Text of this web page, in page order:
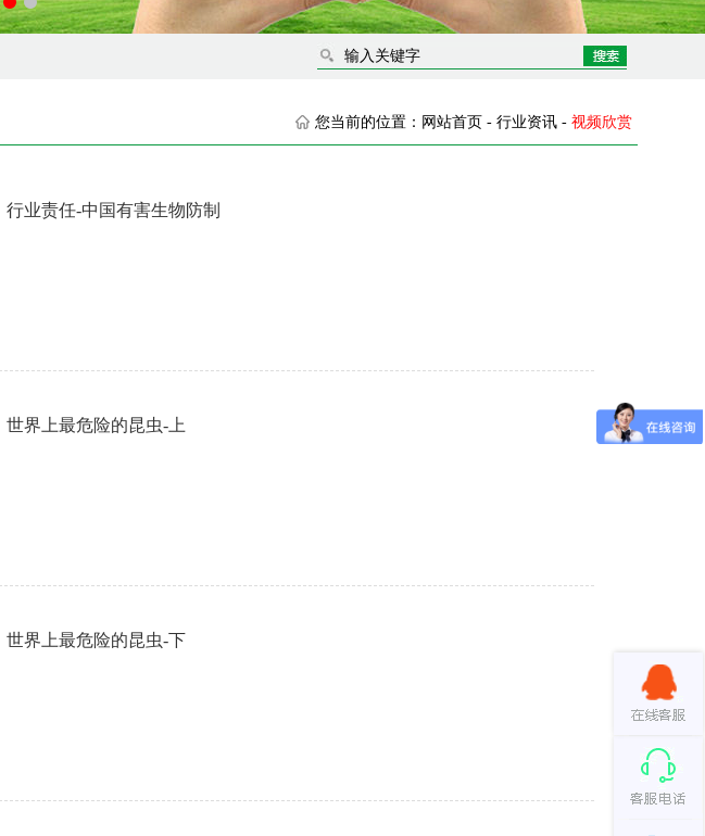
您当前的位置： 网站首页 -行业资讯 -视频欣赏
行业责任-中国有害生物防制
世界上最危险的昆虫-上
世界上最危险的昆虫-下